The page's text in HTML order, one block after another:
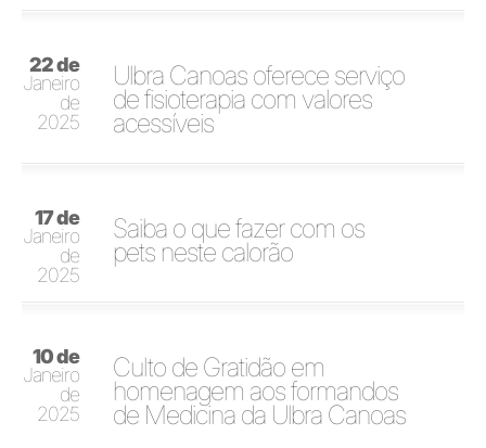
22 de
Janeiro
de
2025
Ulbra Canoas oferece serviço
de fisioterapia com valores
acessíveis
17 de
Janeiro
de
2025
Saiba o que fazer com os
pets neste calorão
10 de
Janeiro
de
2025
Culto de Gratidão em
homenagem aos formandos
de Medicina da Ulbra Canoas